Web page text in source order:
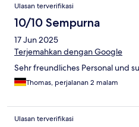
Ulasan terverifikasi
10/10 Sempurna
17 Jun 2025
Terjemahkan dengan Google
Sehr freundliches Personal und
Thomas, perjalanan 2 malam
Ulasan terverifikasi